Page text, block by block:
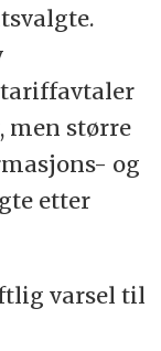
men større
og
etter
varsel til